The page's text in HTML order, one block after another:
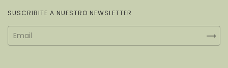
SUSCRIBITE A NUESTRO NEWSLETTER